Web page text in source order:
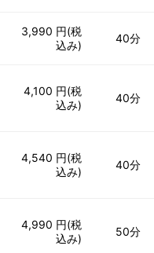
3,990 円(税
込み)
40分
4,100 円(税
込み)
40分
4,540 円(税
込み)
40分
4,990 円(税
込み)
50分